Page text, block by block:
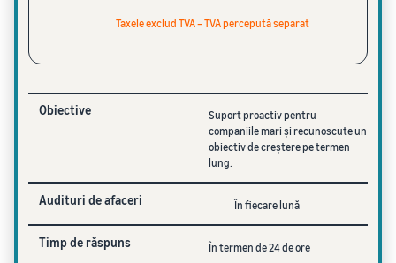
Taxele exclud TVA – TVA percepută separat
Obiective
Suport proactiv pentru
companiile mari și recunoscute un
obiectiv de creștere pe termen
lung.
Audituri de afaceri În fiecare lună
Timp de răspuns În termen de 24 de ore